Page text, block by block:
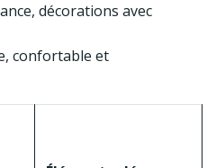
décorations avec
confortable et